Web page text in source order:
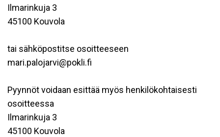
Ilmarinkuja 3
45100 Kouvola
tai sähköpostitse osoitteeseen
mari.palojarvi@pokli.fi
Pyynnöt voidaan esittää myös henkilökohtaisesti
osoitteessa
Ilmarinkuja 3
45100 Kouvola